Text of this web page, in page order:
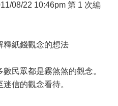
08/22 10:46pm 第 1 次編
釋紙錢觀念的想法
民眾都是霧煞煞的觀念。
信的觀念看待。